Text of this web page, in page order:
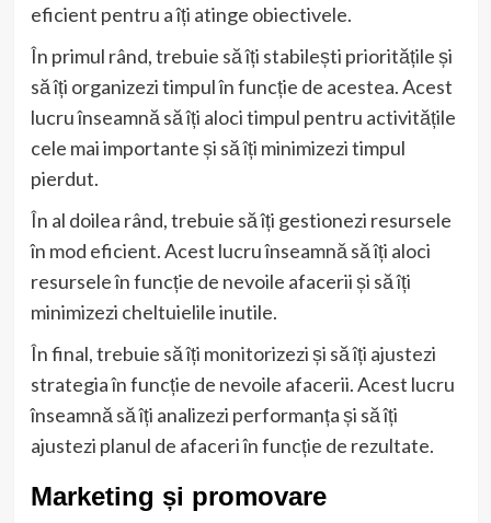
eficient pentru a îți atinge obiectivele.
În primul rând, trebuie să îți stabilești prioritățile și
să îți organizezi timpul în funcție de acestea. Acest
lucru înseamnă să îți aloci timpul pentru activitățile
cele mai importante și să îți minimizezi timpul
pierdut.
În al doilea rând, trebuie să îți gestionezi resursele
în mod eficient. Acest lucru înseamnă să îți aloci
resursele în funcție de nevoile afacerii și să îți
minimizezi cheltuielile inutile.
În final, trebuie să îți monitorizezi și să îți ajustezi
strategia în funcție de nevoile afacerii. Acest lucru
înseamnă să îți analizezi performanța și să îți
ajustezi planul de afaceri în funcție de rezultate.
Marketing și promovare